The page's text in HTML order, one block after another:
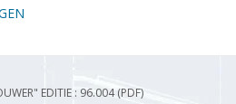
EDITIE : 96.004 (PDF)